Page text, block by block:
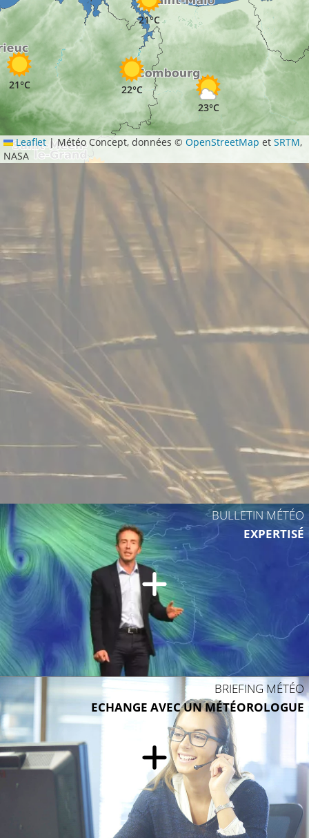
28°C
22°C
21°C
27°C
23°C
28°C
21°C
29°C
28°C
28°C
Leaflet | Météo Concept, données ©OpenStreetMap etSRTM,
NASA
BULLETIN MÉTÉO
EXPERTISÉ
BRIEFING MÉTÉO
ECHANGE AVEC UN MÉTÉOROLOGUE